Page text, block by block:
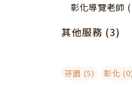
彰化導覽老師
其他服務 (3)
芬園 (5) 彰化 (0)